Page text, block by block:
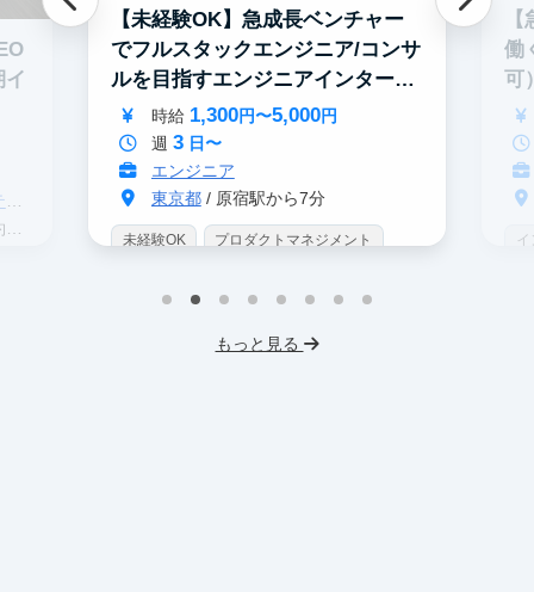
【未経験OK】急成長ベンチャー
でフルスタックエンジニア/コンサ
ルを目指すエンジニアインター
ン！時給 1,300円〜5,000円
週 3日〜
エンジニア
東京都/ 原宿駅から7分
未経験OK プロダクトマネジメント
働
可
もっと見る